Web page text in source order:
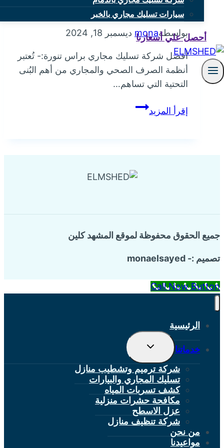
سيارات تسليك مجاري بالخبر
أحصل علي أسعارنا
تنورة
بواسطةmona ديسمبر 18, 2024
أفضل شركة تسليك مجاري براس تنورة:- تُعتبر
أنظمة الصرف الصحي والمجاري من أهم البُنى
التحتية التي تساهم…
إقرأ المزيدأفضل
تنورة
جميع الحقوق محفوظة لموقع المشهد كلين
تصميم :- monaelsayed
Call Now Button
الرئيسية
خدماتنا
تبديل
القائمة
شركة ترميم وتشطيب منازل
تسليك المجاري والبيارات
كشف تسربات المياه
مكافحة حشرات منزلية
عزل الاسطح
شركة تنظيف منازل
من نحن
مواعيدنا